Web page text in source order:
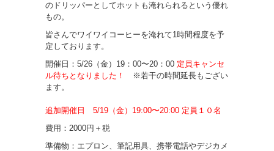
のドリッパーとしてホットも淹れられるという優れ
もの。
皆さんでワイワイコーヒーを淹れて1時間程度を予
定しております。
開催日：5/26（金）19：00〜20：00 定員キャンセ
ル待ちとなりました！
※若干の時間延長もござい
ます。
追加開催日 5/19（金）19:00〜20:00 定員１０名
費用：2000円＋税
準備物：エプロン、筆記用具、携帯電話やデジカメ